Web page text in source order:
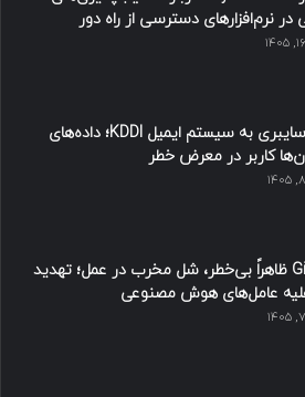
در نرم‌افزارهای دسترسی از راه دور
نفوذ سایبری به سیستم ایمیل KDDI؛ داده‌های
کاربر در معرض خطر
GitHub ظاهراً بی‌خطر، شل مخرب در عمل؛ تهدید
عامل‌های هوش مصنوعی